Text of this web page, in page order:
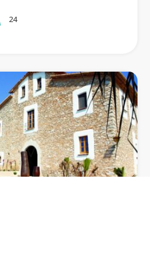
24